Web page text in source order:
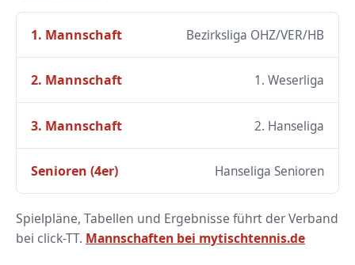
1. Mannschaft Bezirksliga OHZ/VER/HB
2. Mannschaft 1. Weserliga
3. Mannschaft 2. Hanseliga
Senioren (4er) Hanseliga Senioren
Spielpläne, Tabellen und Ergebnisse führt der Verband
bei click-TT. Mannschaften bei mytischtennis.de